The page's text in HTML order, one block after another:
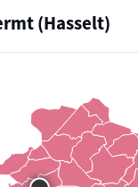
(Hasselt)